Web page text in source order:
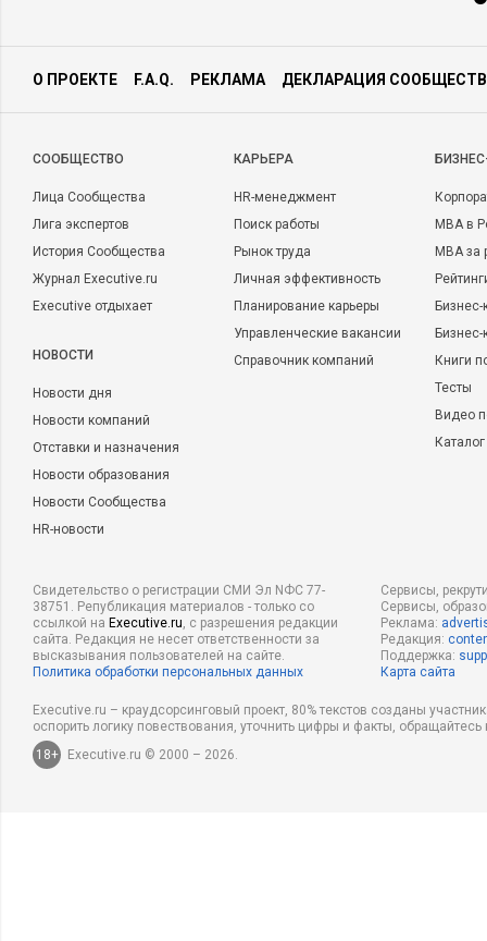
О ПРОЕКТЕ F.A.Q. РЕКЛАМА ДЕКЛАРАЦИЯ
CООБЩЕСТВО
Лица Сообщества
Лига экспертов
История Сообщества
Журнал Executive.ru
Executive отдыхает
НОВОСТИ
Новости дня
Новости компаний
Отставки и назначения
Новости образования
Новости Сообщества
HR-новости
КАРЬЕРА
HR-менеджмент
Поиск работы
Рынок труда
Личная эффективность
Планирование карьеры
Управленческие вакансии
Справочник компаний
MBA в
MBA
Бизнес-
Книги
Тесты
Видео
Свидетельство о регистрации СМИ Эл NФС 77-
38751. Републикация материалов - только со
ссылкой на Executive.ru, с разрешения редакции
сайта. Редакция не несет ответственности за
высказывания пользователей на сайте.
Политика обработки персональных данных
Сервисы,
Сервисы,
Реклама:
Редакция:
Поддержка:
Карта сайта
Executive.ru – краудсорсинговый проект, 80% текстов созданы
оспорить логику повествования, уточнить цифры и факты,
18+
Executive.ru © 2000 – 2026.